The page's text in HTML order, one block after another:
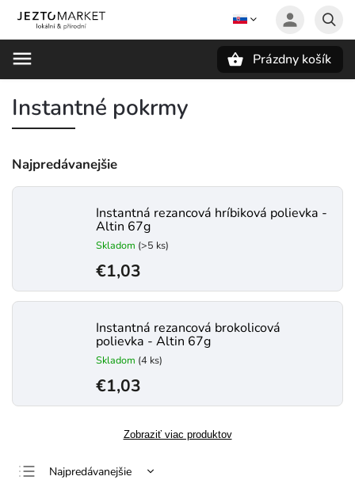
Prázdny košík
Instantné pokrmy
Najpredávanejšie
Instantná rezancová hríbiková polievka -
Altin 67g
Skladom (>5 ks)
€1,03
Instantná rezancová brokolicová
polievka - Altin 67g
Skladom (4 ks)
€1,03
Zobraziť viac produktov
Najpredávanejšie